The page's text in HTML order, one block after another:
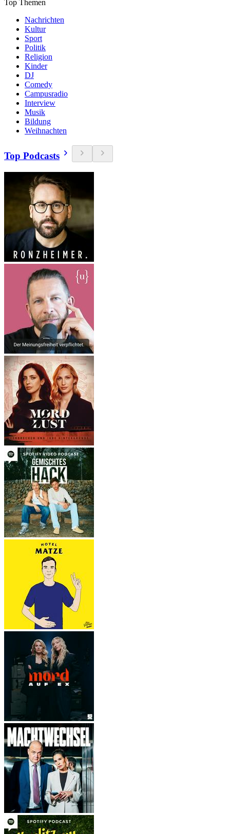
Top Themen
Nachrichten
Kultur
Sport
Politik
Religion
Kinder
DJ
Comedy
Campusradio
Interview
Musik
Bildung
Weihnachten
Top Podcasts